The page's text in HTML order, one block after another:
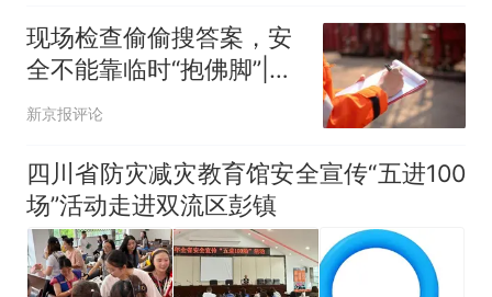
现场检查偷偷搜答案，安
全不能靠临时“抱佛脚”|新
京报快评
新京报评论
四川省防灾减灾教育馆安全宣传“五进100
场”活动走进双流区彭镇